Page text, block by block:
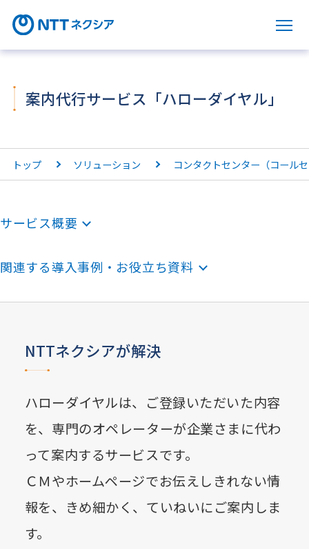
サ
案内代行サービス「ハローダイヤル」
トップ ソリューション コンタクトセンター（コール
サービス概要
関連する導入事例・お役立ち資料
NTTネクシアが解決
ハローダイヤルは、ご登録いただいた内容
を、専門のオペレーターが企業さまに代わ
って案内するサービスです。
ＣＭやホームページでお伝えしきれない情
報を、きめ細かく、ていねいにご案内しま
す。